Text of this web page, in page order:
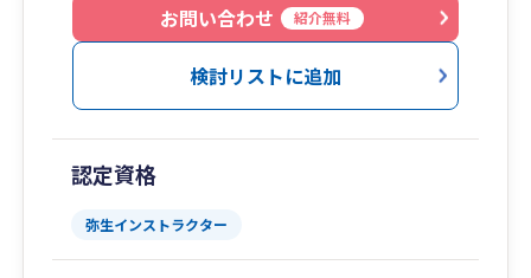
ットワークで、中小企業の経営を総合的にサポー
トします。
お問い合わせ
紹介無料
検討リストに追加
認定資格
弥生インストラクター